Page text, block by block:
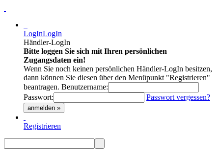
LogInLogIn
Händler-LogIn
Bitte loggen Sie sich mit Ihren persönlichen
Zugangsdaten ein!
Wenn Sie noch keinen persönlichen Händler-LogIn besitzen,
dann können Sie diesen über den Menüpunkt "Registrieren"
beantragen. Benutzername:
Passwort:
Passwort vergessen?
anmelden »
Registrieren